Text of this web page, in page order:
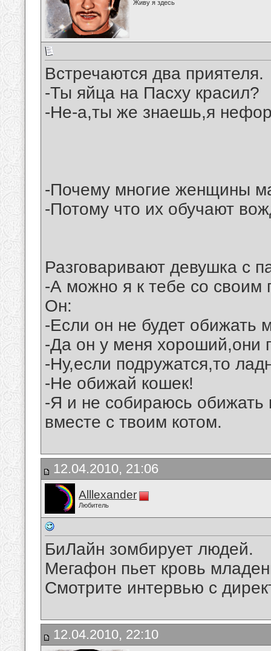
Живу я здесь
Встречаются два приятеля.
-Ты яйца на Пасху красил?
-Не-а,ты же знаешь,я
-Почему многие женщины
-Потому что их обучают
Разговаривают девушка с
-А можно я к тебе со своим
Он:
-Если он не будет обижать
-Да он у меня хороший,они
-Ну,если подружатся,то
-Не обижай кошек!
-Я и не собираюсь обижать
вместе с твоим котом.
12.04.2010, 21:06
Alllexander
Любитель
БиЛайн зомбирует людей.
Мегафон пьет кровь
Смотрите интервью с
12.04.2010, 22:10